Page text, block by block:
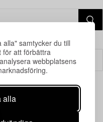
samtycker du till
för att förbättra
webbplatsens
alla